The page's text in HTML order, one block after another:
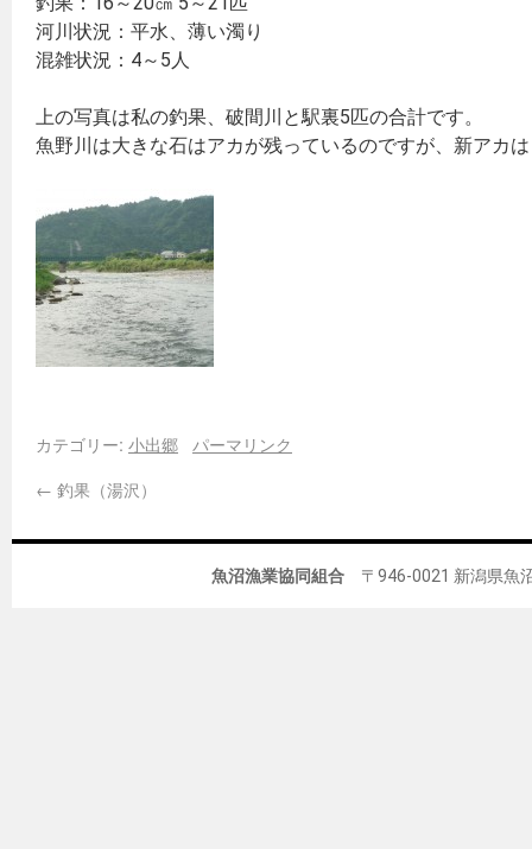
河川状況：平水、薄い濁り
混雑状況：4～5人
上の写真は私の釣果、破間川と駅裏5匹の合計です。
魚野川は大きな石はアカが残っているのですが、新アカ
カテゴリー: 小出郷
パーマリンク
← 釣果（湯沢）
魚沼漁業協同組合 〒946-0021 新潟県魚